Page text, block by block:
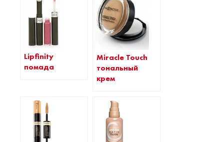
Lipfinity
помада
Miracle Touch
тональный
крем